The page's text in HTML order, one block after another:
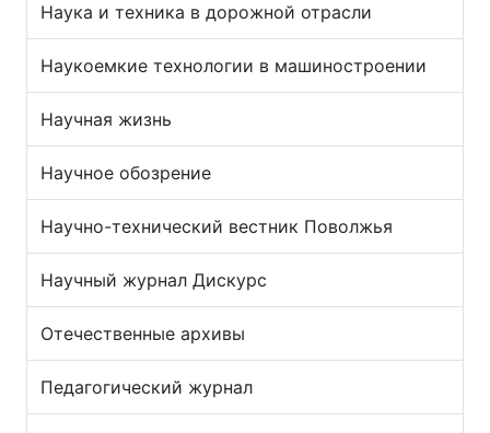
Наука и техника в дорожной отрасли
Наукоемкие технологии в машиностроении
Научная жизнь
Научное обозрение
Научно-технический вестник Поволжья
Научный журнал Дискурс
Отечественные архивы
Педагогический журнал